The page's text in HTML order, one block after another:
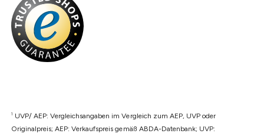
1 UVP/ AEP: Vergleichsangaben im Vergleich zum AEP, UVP oder
Originalpreis; AEP: Verkaufspreis gemäß ABDA-Datenbank; UVP: